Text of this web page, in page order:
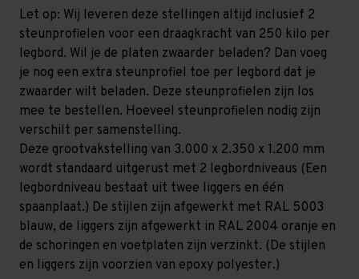
niveaus
GALVA
niveaus
GALVA
Let op: Wij leveren deze stellingen altijd inclusief 2
steunprofielen voor een draagkracht van 250 kilo per
legbord. Wil je de platen zwaarder beladen? Dan voeg
je nog een extra steunprofiel toe per legbord dat je
zwaarder wilt beladen. Deze steunprofielen zijn los
mee te bestellen. Hoeveel steunprofielen nodig zijn
verschilt per samenstelling.
Deze grootvakstelling van 3.000 x 2.350 x 1.200 mm
wordt standaard uitgerust met 2 legbordniveaus (Een
legbordniveau bestaat uit twee liggers en één
spaanplaat.) De stijlen zijn afgewerkt met RAL 5003
blauw, de liggers zijn afgewerkt in RAL 2004 oranje en
de schoringen en voetplaten zijn verzinkt. (De stijlen
en liggers zijn voorzien van epoxy polyester.)